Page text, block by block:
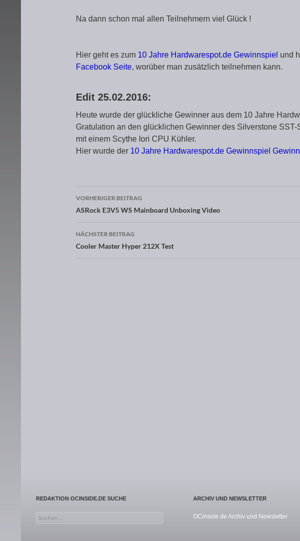
Na dann schon mal allen Teilnehmern viel Glück !
Hier geht es zum 10 Jahre Hardwarespot.de Gewinnspiel und
Facebook Seite, worüber man zusätzlich teilnehmen kann.
Edit 25.02.2016:
Heute wurde der glückliche Gewinner aus dem 10 Jahre
Gratulation an den glücklichen Gewinner des Silverstone
mit einem Scythe Iori CPU Kühler.
Hier wurde der 10 Jahre Hardwarespot.de Gewinnspiel
Beitragsnavigation
VORHERIGER BEITRAG
ASRock E3V5 WS Mainboard Unboxing Video
NÄCHSTER BEITRAG
Cooler Master Hyper 212X Test
REDAKTION OCINSIDE.DE SUCHE
Suchen nach:
ARCHIV UND NEWSLETTER
OCinside.de Archiv und Newsletter